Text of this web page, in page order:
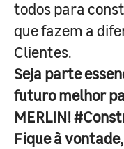
todos para
que fazem a
Clientes.
Seja parte
futuro melhor
MERLIN!
Fique à